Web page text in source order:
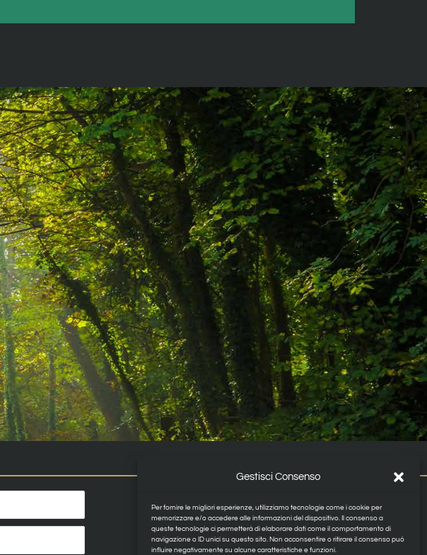
Gestisci Consenso
Per fornire le migliori esperienze, utilizziamo tecnologie come i cookie per
memorizzare e/o accedere alle informazioni del dispositivo. Il consenso a
queste tecnologie ci permetterà di elaborare dati come il comportamento di
navigazione o ID unici su questo sito. Non acconsentire o ritirare il consenso può
influire negativamente su alcune caratteristiche e funzioni.